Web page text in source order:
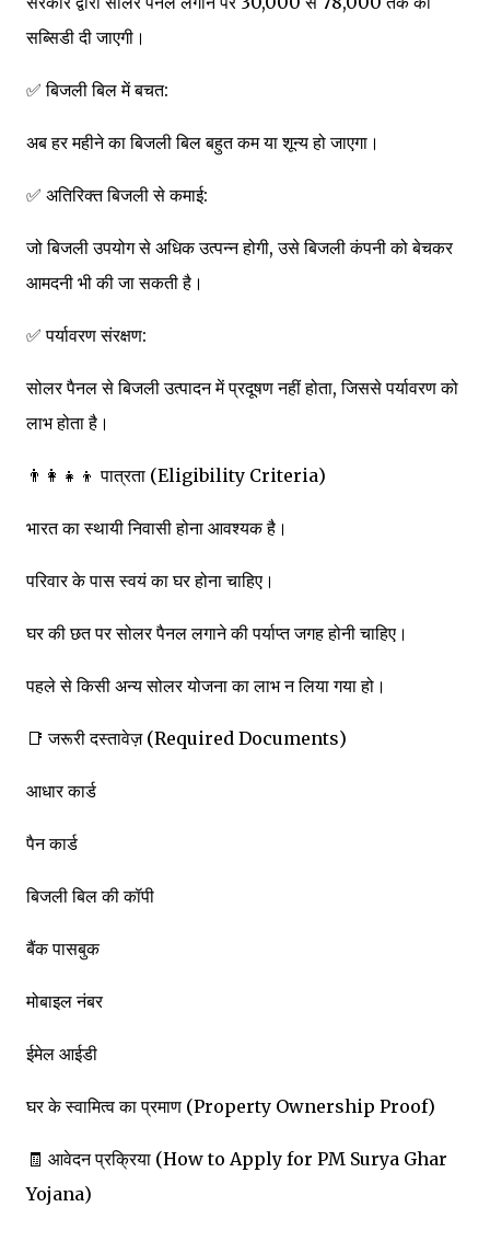
सब्सिडी दी जाएगी।
✅ बिजली बिल में बचत:
अब हर महीने का बिजली बिल बहुत कम या शून्य हो जाएगा।
✅ अतिरिक्त बिजली से कमाई:
जो बिजली उपयोग से अधिक उत्पन्न होगी, उसे बिजली कंपनी को बेचकर
आमदनी भी की जा सकती है।
✅ पर्यावरण संरक्षण:
सोलर पैनल से बिजली उत्पादन में प्रदूषण नहीं होता, जिससे पर्यावरण को
लाभ होता है।
👨‍👩‍👧‍👦 पात्रता (Eligibility Criteria)
भारत का स्थायी निवासी होना आवश्यक है।
परिवार के पास स्वयं का घर होना चाहिए।
घर की छत पर सोलर पैनल लगाने की पर्याप्त जगह होनी चाहिए।
पहले से किसी अन्य सोलर योजना का लाभ न लिया गया हो।
📑 जरूरी दस्तावेज़ (Required Documents)
आधार कार्ड
पैन कार्ड
बिजली बिल की कॉपी
बैंक पासबुक
मोबाइल नंबर
ईमेल आईडी
घर के स्वामित्व का प्रमाण (Property Ownership Proof)
🧾 आवेदन प्रक्रिया (How to Apply for PM Surya Ghar
Yojana)